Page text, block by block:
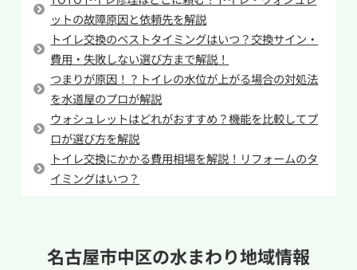
い棒で便器内をかき回すのは便器や排水管に傷
をつけてしまう可能性があり、これが原因で水漏
れが発生するケースも少なくありません。
急なトイレつまりが起きた際には慌てて対処す
るのではなく、水道業者へ依頼することも頭に
入れておいてください。
ットの故障原因と依頼先を解説
トイレ交換のベストタイミングはいつ？交換サイン・
費用・失敗しない選び方まで解説！
つまりが原因！？トイレの水位が上がる場合の対処法
を水道屋のプロが解説
ウォシュレットはどれがおすすめ？機能を比較してプ
ロが選び方を解説
トイレ交換にかかる費用相場を解説！リフォームのタ
イミングはいつ？
名古屋市中区の水まわり地域情報